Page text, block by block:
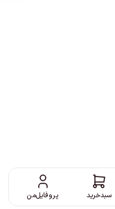
سبد‌خرید پروفایل‌من